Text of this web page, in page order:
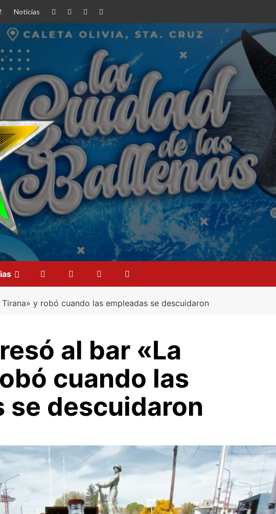
Noticias
y robó cuando las empleadas se descuidaron
al bar «La
cuando las
se descuidaron